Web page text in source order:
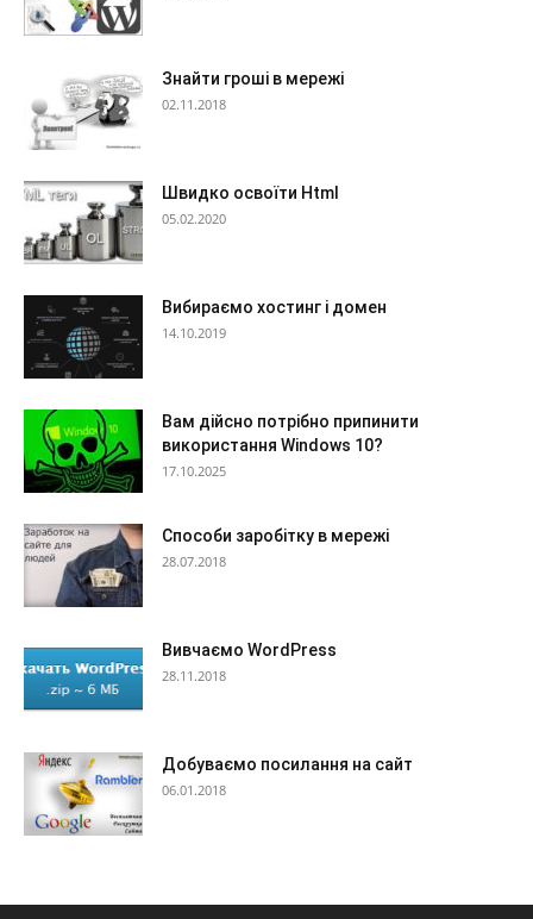
Знайти гроші в мережі
02.11.2018
Швидко освоїти Html
05.02.2020
Вибираємо хостинг і домен
14.10.2019
Вам дійсно потрібно припинити
використання Windows 10?
17.10.2025
Способи заробітку в мережі
28.07.2018
Вивчаємо WordPress
28.11.2018
Добуваємо посилання на сайт
06.01.2018